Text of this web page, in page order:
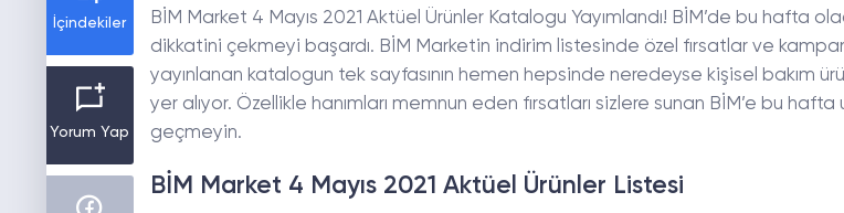
İçindekiler
Yorum Yap
BİM Market 4 Mayıs 2021 Aktüel Ürünler Katalogu Yayımlandı! BİM’de bu hafta
dikkatini çekmeyi başardı. BİM Marketin indirim listesinde özel fırsatlar ve
yayınlanan katalogun tek sayfasının hemen hepsinde neredeyse kişisel bakım
yer alıyor. Özellikle hanımları memnun eden fırsatları sizlere sunan BİM’e bu
geçmeyin.
BİM Market 4 Mayıs 2021 Aktüel Ürünler Listesi